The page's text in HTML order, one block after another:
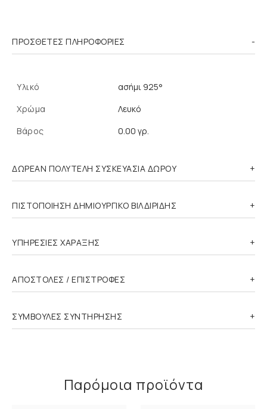
ΠΡΌΣΘΕΤΕΣ ΠΛΗΡΟΦΟΡΊΕΣ
Υλικό
ασήμι 925°
Χρώμα
Λευκό
Βάρος
0.00 γρ.
ΔΩΡΕΑΝ ΠΟΛΥΤΕΛΗ ΣΥΣΚΕΥΑΣΙΑ ΔΩΡΟΥ
ΠΙΣΤΟΠΟΙΗΣΗ ΔΗΜΙΟΥΡΓΙΚΟ ΒΙΛΔΙΡΙΔΗΣ
ΥΠΗΡΕΣΙΕΣ ΧΑΡΑΞΗΣ
ΑΠΟΣΤΟΛΕΣ / ΕΠΙΣΤΡΟΦΕΣ
ΣΥΜΒΟΥΛΕΣ ΣΥΝΤΗΡΗΣΗΣ
Παρόμοια προϊόντα